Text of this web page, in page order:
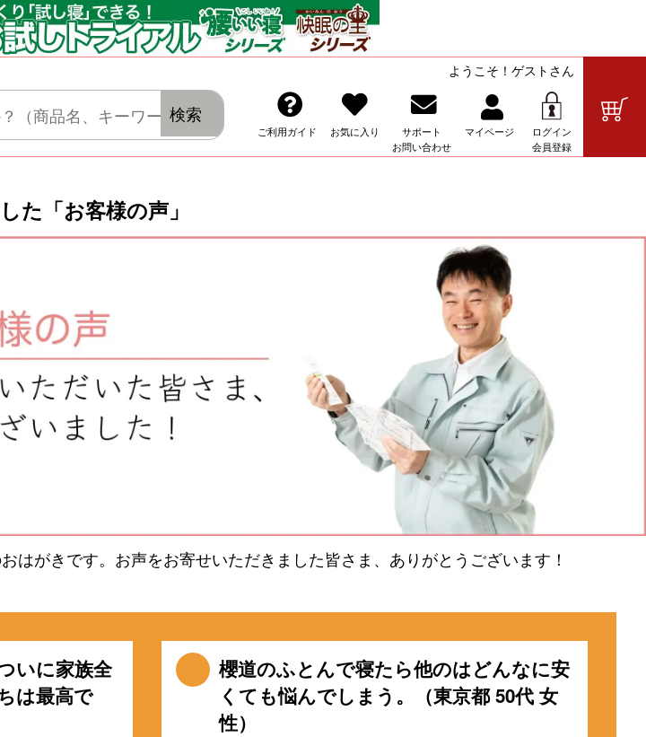
た「お客様の声」
・毛布・セット布団の販売 ようこそ！ゲストさん
ご利用ガイド お気に入り
サポート
お問い合わせ
マイページ
ログイン
会員登録
検索
はがきです。お声をお寄せいただきました皆さま、ありがとうございます！
いに家族全
は最高で
櫻道のふとんで寝たら他のはどんなに安
くても悩んでしまう。（東京都 50代 女
性）